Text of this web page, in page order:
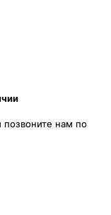
позвоните нам по